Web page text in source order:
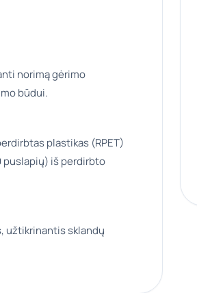
norimą gėrimo
būdui.
plastikas (RPET)
puslapių) iš perdirbto
užtikrinantis sklandų